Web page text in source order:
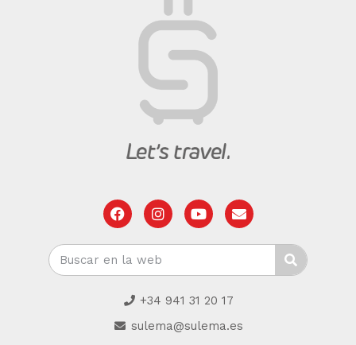
+34 941 31 20 17
sulema@sulema.es